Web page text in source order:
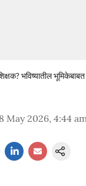
भविष्यातील
May 2026, 4:44